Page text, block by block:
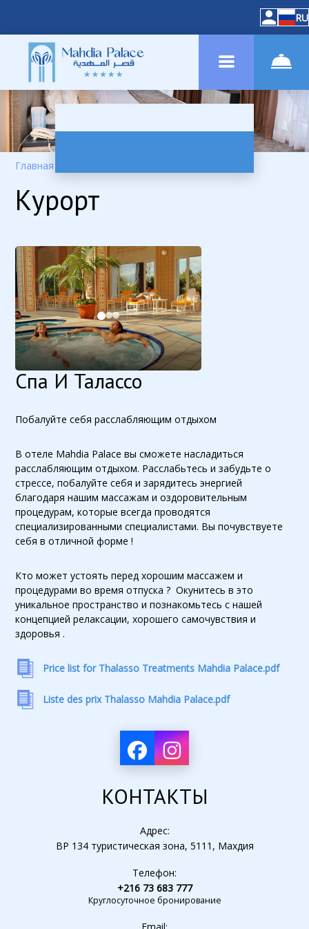
RU
Главная
Курорт
Спа И Талассо
Побалуйте себя расслабляющим отдыхом
В отеле Mahdia Palace вы сможете насладиться
расслабляющим отдыхом. Расслабьтесь и забудьте о
стрессе, побалуйте себя и зарядитесь энергией
благодаря нашим массажам и оздоровительным
процедурам, которые всегда проводятся
специализированными специалистами. Вы почувствуете
себя в отличной форме !
Кто может устоять перед хорошим массажем и
процедурами во время отпуска ? Окунитесь в это
уникальное пространство и познакомьтесь с нашей
концепцией релаксации, хорошего самочувствия и
здоровья .
Price list for Thalasso Treatments Mahdia Palace.pdf
Liste des prix Thalasso Mahdia Palace.pdf
КОНТАКТЫ
Адрес:
BP 134 туристическая зона, 5111, Махдия
Телефон:
+216 73 683 777
Круглосуточное бронирование